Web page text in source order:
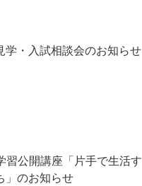
学・入試相談会のお知らせ
習公開講座「片手で生活す
」のお知らせ